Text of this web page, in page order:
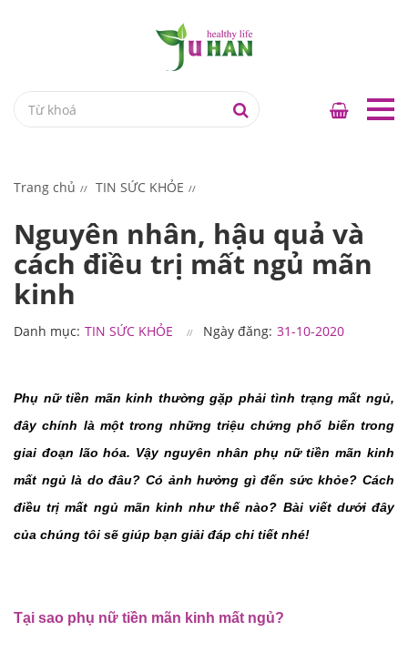
Trang chủ TIN SỨC KHỎE
Nguyên nhân, hậu quả và
cách điều trị mất ngủ mãn
kinh
Danh mục: TIN SỨC KHỎE Ngày đăng: 31-10-2020
Phụ nữ tiền mãn kinh thường gặp phải tình trạng mất ngủ,
đây chính là một trong những triệu chứng phổ biến trong
giai đoạn lão hóa. Vậy nguyên nhân phụ nữ tiền mãn kinh
điều trị mất ngủ mãn kinh như thế nào? Bài viết dưới đây
của chúng tôi sẽ giúp bạn giải đáp chi tiết nhé!
Tại sao phụ nữ tiền mãn kinh mất ngủ?